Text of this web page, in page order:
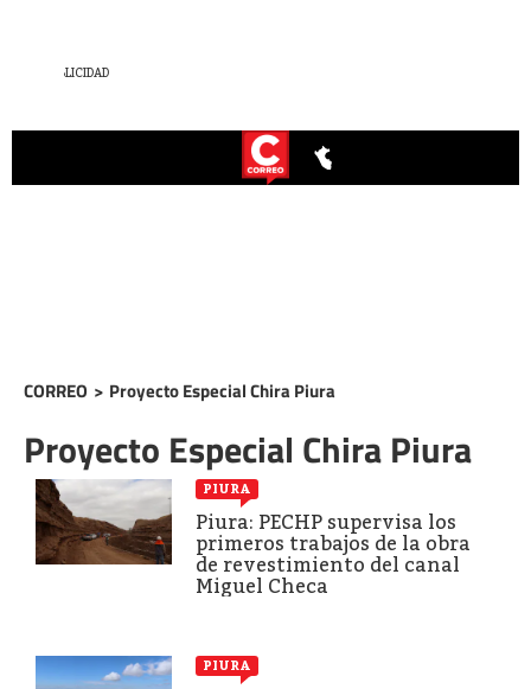
CORREO > Proyecto Especial Chira Piura
Proyecto Especial Chira Piura
PIURA
Piura: PECHP supervisa los
primeros trabajos de la obra
de revestimiento del canal
Miguel Checa
PIURA